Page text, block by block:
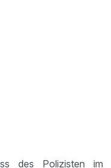
des Polizisten im